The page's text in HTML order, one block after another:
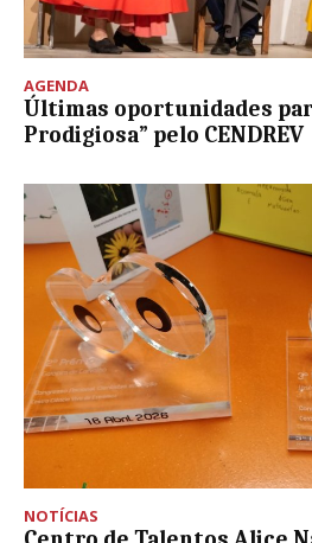
AGENDA
Últimas oportunidades
Prodigiosa” pelo CENDREV
NOTÍCIAS